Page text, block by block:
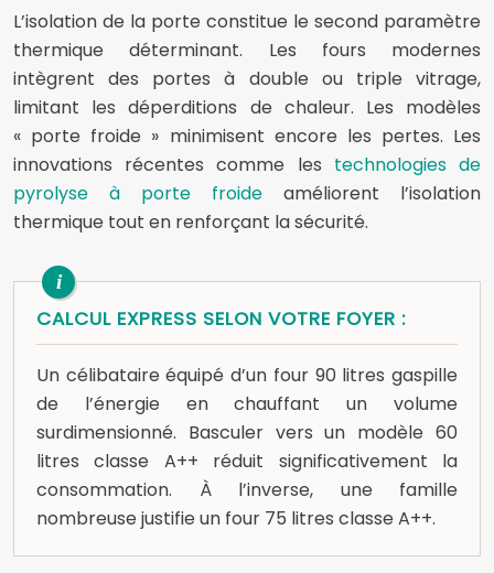
L’isolation de la porte constitue le second paramètre
thermique déterminant. Les fours modernes
intègrent des portes à double ou triple vitrage,
limitant les déperditions de chaleur. Les modèles
« porte froide » minimisent encore les pertes. Les
innovations récentes comme les technologies de
pyrolyse à porte froide améliorent l’isolation
thermique tout en renforçant la sécurité.
CALCUL EXPRESS SELON VOTRE FOYER :
Un célibataire équipé d’un four 90 litres gaspille
de l’énergie en chauffant un volume
surdimensionné. Basculer vers un modèle 60
litres classe A++ réduit significativement la
consommation. À l’inverse, une famille
nombreuse justifie un four 75 litres classe A++.